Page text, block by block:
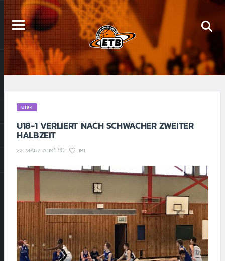
U18-1
U18-1 VERLIERT NACH SCHWACHER ZWEITER
HALBZEIT
22. MÄRZ 20191791 181